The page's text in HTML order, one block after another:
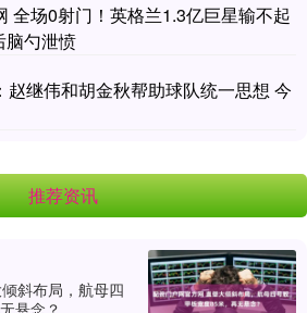
全场0射门！英格兰1.3亿巨星输不起
脑勺泄愤
赵继伟和胡金秋帮助球队统一思想 今
推荐资讯
斜布局，航母四